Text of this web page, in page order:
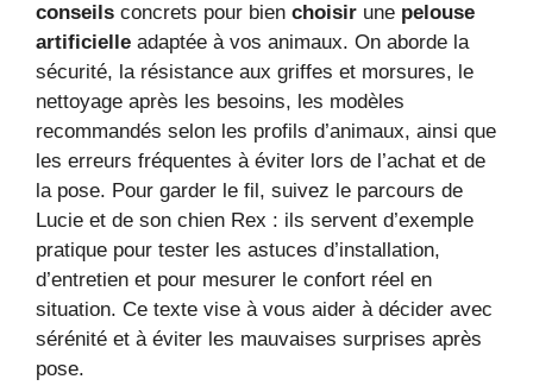
conseils concrets pour bien choisir une pelouse
artificielle adaptée à vos animaux. On aborde la
sécurité, la résistance aux griffes et morsures, le
nettoyage après les besoins, les modèles
recommandés selon les profils d’animaux, ainsi que
les erreurs fréquentes à éviter lors de l’achat et de
la pose. Pour garder le fil, suivez le parcours de
Lucie et de son chien Rex : ils servent d’exemple
pratique pour tester les astuces d’installation,
d’entretien et pour mesurer le confort réel en
situation. Ce texte vise à vous aider à décider avec
sérénité et à éviter les mauvaises surprises après
pose.